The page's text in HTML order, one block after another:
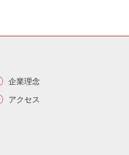
企業理念
アクセス